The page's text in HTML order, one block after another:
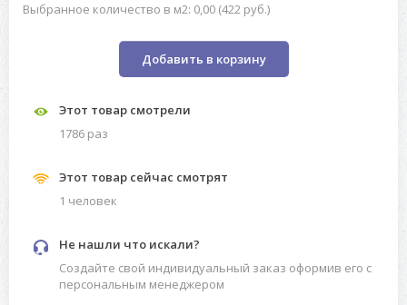
Выбранное количество в м2: 0,00 (422 руб.)
Добавить в корзину
Этот товар смотрели
1786 раз
Этот товар сейчас смотрят
1 человек
Не нашли что искали?
Создайте свой индивидуальный заказ оформив его с
персональным менеджером